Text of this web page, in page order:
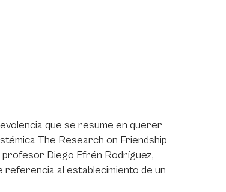
que se resume en querer
The Research on Friendship
profesor Diego Efrén Rodríguez,
referencia al establecimiento de un